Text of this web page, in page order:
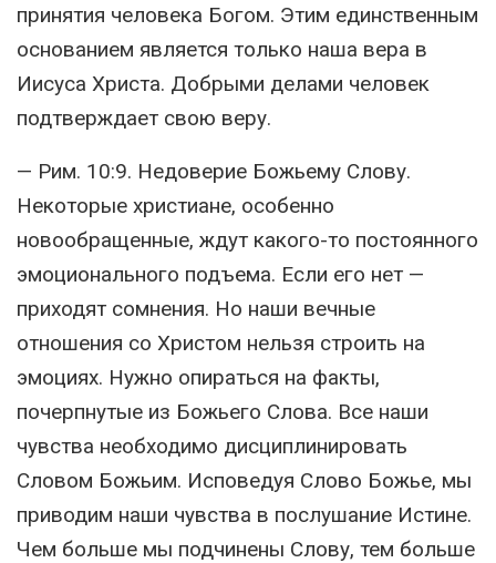
принятия человека Богом. Этим единственным
основанием является только наша вера в
Иисуса Христа. Добрыми делами человек
подтверждает свою веру.
— Рим. 10:9. Недоверие Божьему Слову.
Некоторые христиане, особенно
новообращенные, ждут какого-то постоянного
эмоционального подъема. Если его нет —
приходят сомнения. Но наши вечные
отношения со Христом нельзя строить на
эмоциях. Нужно опираться на факты,
почерпнутые из Божьего Слова. Все наши
чувства необходимо дисциплинировать
Словом Божьим. Исповедуя Слово Божье, мы
приводим наши чувства в послушание Истине.
Чем больше мы подчинены Слову, тем больше